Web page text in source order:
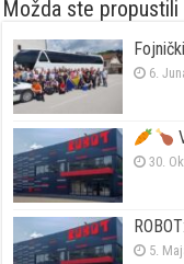
Možda ste propustili
6.
30.
ROBOT:
5.